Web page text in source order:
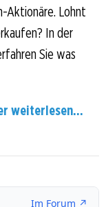
Aktionäre. Lohnt
In der
Sie was
weiterlesen...